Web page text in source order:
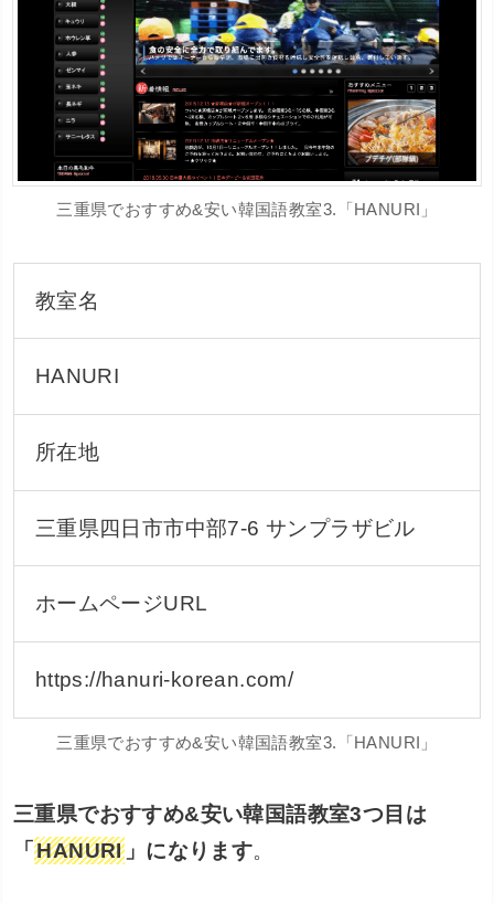
三重県でおすすめ&安い韓国語教室3.「HANURI」
教室名
HANURI
所在地
三重県四日市市中部7-6 サンプラザビル
ホームページURL
https://hanuri-korean.com/
三重県でおすすめ&安い韓国語教室3.「HANURI」
三重県でおすすめ&安い韓国語教室3つ目は
「HANURI」になります。